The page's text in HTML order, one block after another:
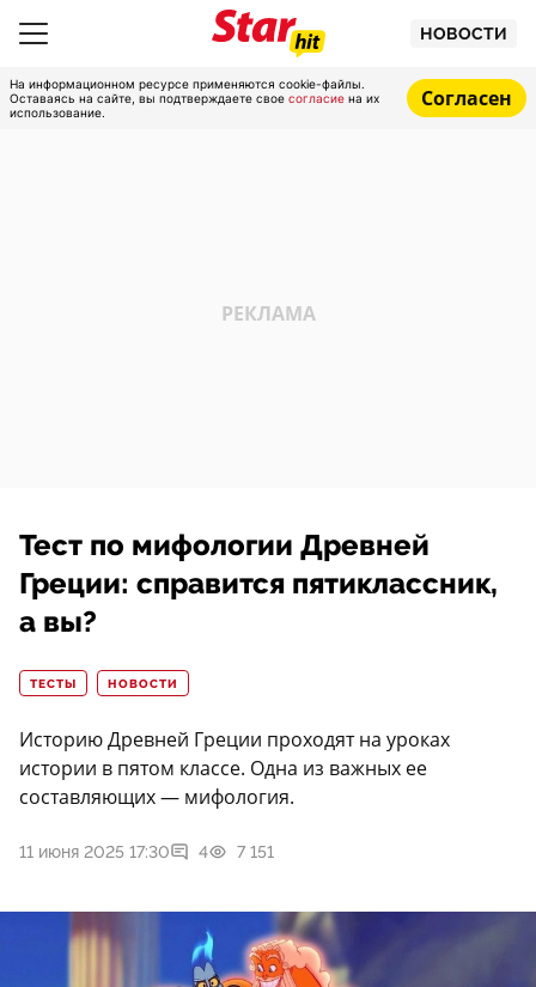
НОВОСТИ
На информационном ресурсе применяются cookie-файлы.
Оставаясь на сайте, вы подтверждаете свое согласие на их
использование.
Согласен
Тест по мифологии Древней
Греции: справится пятиклассник,
а вы?
ТЕСТЫ НОВОСТИ
Историю Древней Греции проходят на уроках
истории в пятом классе. Одна из важных ее
составляющих — мифология.
11 июня 2025 17:30 4 7 151